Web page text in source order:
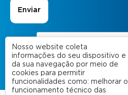
Nosso website coleta
informações do seu dispositivo e
da sua navegação por meio de
cookies para permitir
funcionalidades como: melhorar o
funcionamento técnico das